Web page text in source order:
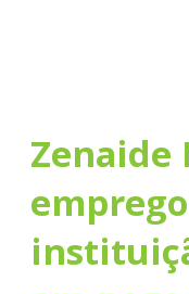
Zenaide